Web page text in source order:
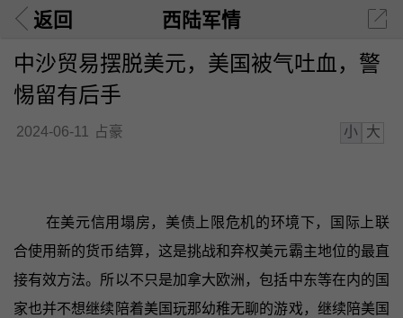
返回 西陆军情
中沙贸易摆脱美元，美国被气吐血，警
惕留有后手
2024-06-11 占豪 小 大
在美元信用塌房，美债上限危机的环境下，国际上联
合使用新的货币结算，这是挑战和弃权美元霸主地位的最直
接有效方法。所以不只是加拿大欧洲，包括中东等在内的国
家也并不想继续陪着美国玩那幼稚无聊的游戏，继续陪美国